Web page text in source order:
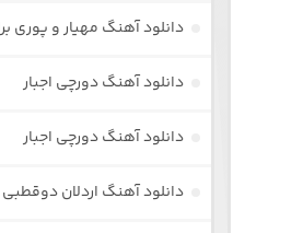
دانلود آهنگ مهیار و پوری
دانلود آهنگ دورچی اجبار
دانلود آهنگ دورچی اجبار
دانلود آهنگ اردلان دوقطبی